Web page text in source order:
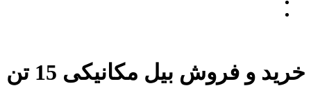
خرید و فروش بیل مکانیکی 15 تن